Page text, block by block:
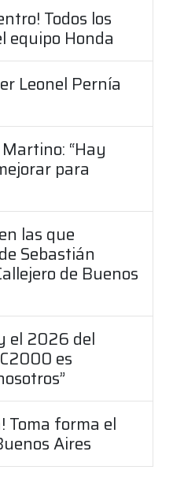
Todos los
equipo Honda
Leonel Pernía
“Hay
para
las que
Sebastián
de Buenos
el 2026 del
es
Toma forma el
Aires